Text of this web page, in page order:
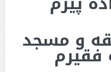
و مسجد
فقیرم